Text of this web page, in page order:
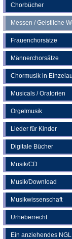
Chorbücher
Messen / Geistliche
Frauenchorsätze
Männerchorsätze
Chormusik in
Musicals / Oratorien
Orgelmusik
Lieder für Kinder
Digitale Bücher
Musik/CD
Musik/Download
Musikwissenschaft
Urheberrecht
Ein anziehendes